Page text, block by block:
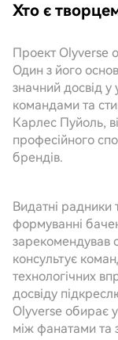
Хто є
Проект Olyverse
Один з його
значний досвід у
командами та
Карлес Пуйоль,
професійного
брендів.
Видатні радники
формуванні
зарекомендував
консультує
технологічних
досвіду
Olyverse обирає у
між фанатами та